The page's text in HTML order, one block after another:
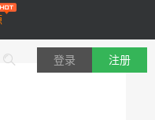
登录 注册